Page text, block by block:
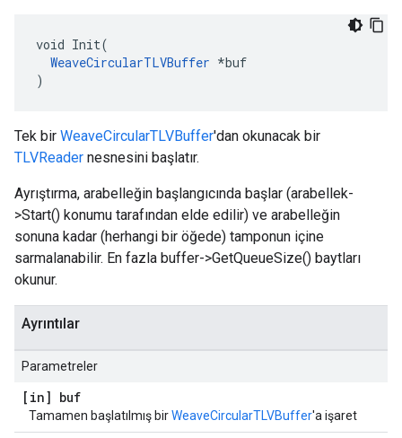
void Init(
WeaveCircularTLVBuffer *buf
)
Tek bir WeaveCircularTLVBuffer'dan okunacak bir
TLVReader nesnesini başlatır.
Ayrıştırma, arabelleğin başlangıcında başlar (arabellek-
>Start() konumu tarafından elde edilir) ve arabelleğin
sonuna kadar (herhangi bir öğede) tamponun içine
sarmalanabilir. En fazla buffer->GetQueueSize() baytları
okunur.
Ayrıntılar
Parametreler
[in] buf
Tamamen başlatılmış birWeaveCircularTLVBuffer'a işaret